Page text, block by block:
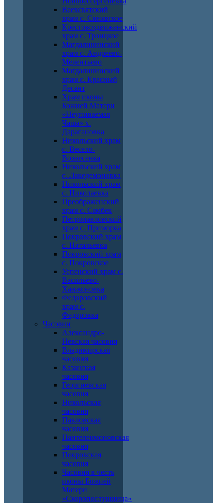
Всехсвятский
храм с. Синявское
Крестовоздвиженский
храм с. Троицкое
Магдалининский
храм с. Андреево-
Мелентьево
Магдалининский
храм с. Красный
Десант
Храм иконы
Божией Матери
«Неупиваемая
Чаша» х.
Дарагановка
Никольский храм
с. Весело-
Вознесенка
Никольский храм
с. Лакедемоновка
Никольский храм
с. Николаевка
Преображенский
храм с. Самбек
Петропавловский
храм с. Приморка
Покровский храм
с. Натальевка
Покровский храм
с. Покровское
Успенский храм с.
Васильево-
Ханжоновка
Федоровский
храм с.
Федоровка
Часовни
Александро-
Невская часовня
Владимирская
часовня
Казанская
часовня
Георгиевская
часовня
Никольская
часовня
Павловская
часовня
Пантелеимоновская
часовня
Покровская
часовня
Часовня в честь
иконы Божией
Матери
«Скоропослушница»